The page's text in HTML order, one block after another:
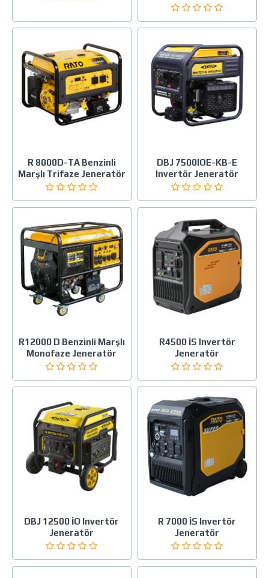
R 8000D-TA Benzinli
Marşlı Trifaze Jeneratör
DBJ 7500IOE-KB-E
Invertör Jeneratör
R12000 D Benzinli Marşlı
Monofaze Jeneratör
R4500 İS Invertör
Jeneratör
DBJ 12500 İO Invertör
Jeneratör
R 7000 İS Invertör
Jeneratör